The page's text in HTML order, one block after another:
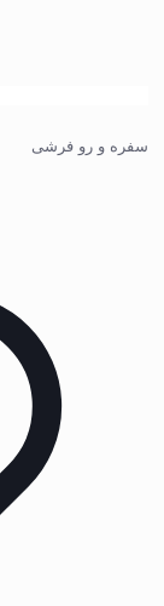
سفره و رو فرشی